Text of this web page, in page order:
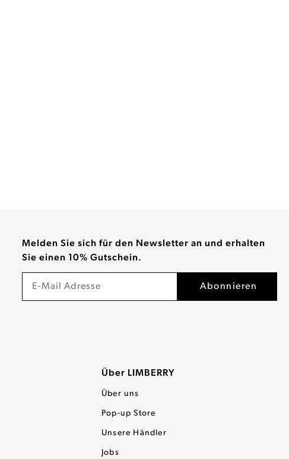
Über LIMBERRY
Über uns
Pop-up Store
Unsere Händler
Jobs
Melden Sie sich für den Newsletter an und erhalten
Sie einen 10% Gutschein.